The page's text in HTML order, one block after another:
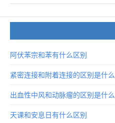
阿伏苯宗和苯有什么区别
紧密连接和附着连接的区别是什么
出血性中风和动脉瘤的区别是什么
天课和安息日有什么区别